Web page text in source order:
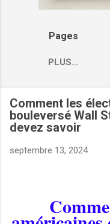
Pages
PLUS…
Comment les
bouleversé Wall
devez savoir
septembre 13, 2024